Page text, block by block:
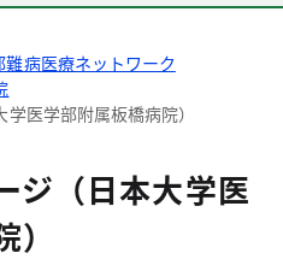
難病医療ネットワーク
医学部附属板橋病院）
ジ（日本大学医